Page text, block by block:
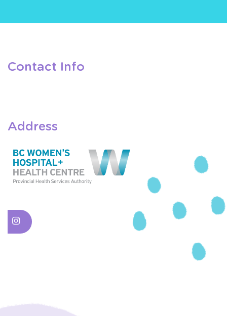
Contact Info
Address